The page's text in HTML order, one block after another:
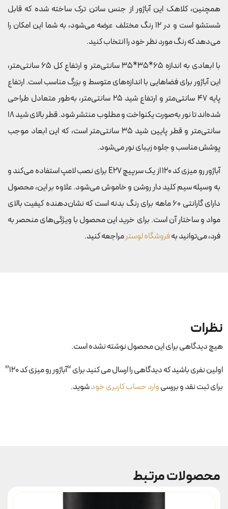
همچنین، کلاهک این آباژور از جنس ساتن ترک ساخته شده که قابل
شستشو است و در 12 رنگ مختلف عرضه می‌شود، به شما این امکان را
می‌دهد که رنگ مورد نظر خود را انتخاب کنید.
با ابعادی به اندازه 65*35*35 سانتی‌متر و ارتفاع کل 65 سانتی‌متر،
این آباژور برای فضاهایی با اندازه‌های متوسط و بزرگ مناسب است. ارتفاع
پایه 47 سانتی‌متر و ارتفاع شید 25 سانتی‌متر، به‌طور متعادل طراحی
شده‌اند تا نور به‌صورت یکنواخت و مطلوب منتشر شود. قطر بالای شید 18
سانتی‌متر و قطر پایین شید 35 سانتی‌متر است، که این ابعاد موجب
پوشش مناسب و جلوه‌ زیبای نور می‌شود.
آباژور رو میزی کد 120 از یک سرپیچ E27 برای نصب لامپ استفاده می‌کند و
به وسیله سیم کلید دار روشن و خاموش می‌شود. علاوه بر این، محصول
دارای گارانتی 60 ماهه برای رنگ بدنه است که نشان‌دهنده کیفیت بالای
مواد و ساختار آن است. برای خرید این محصول با ویژگی‌های منحصر به
فرد، می‌توانید بهفروشگاه لوسترمراجعه کنید.
نظرات
هیچ دیدگاهی برای این محصول نوشته نشده است.
اولین نفری باشید که دیدگاهی را ارسال می کنید برای “آباژور رو میزی کد ۱۲۰”
برای ثبت نقد و بررسیوارد حساب کاربری خودشوید.
محصولات مرتبط